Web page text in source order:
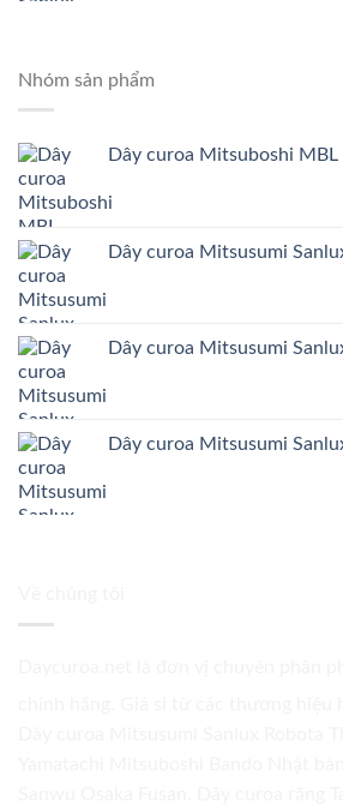
Nhóm sản phẩm
Dây curoa Mitsuboshi
Dây curoa Mitsusumi
Dây curoa Mitsusumi
Dây curoa Mitsusumi